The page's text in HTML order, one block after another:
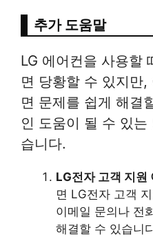
추가 도움말
LG 에어컨을 사용할
면 당황할 수 있지만
면 문제를 쉽게 해결
인 도움이 될 수 있는
습니다.
LG전자 고객 지원
면 LG전자 고객
이메일 문의나 전
해결할 수 있습니